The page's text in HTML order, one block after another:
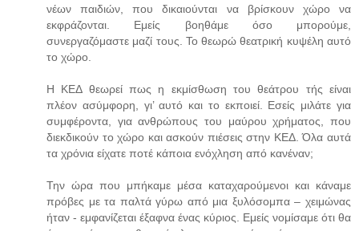
νέων παιδιών, που δικαιούνται να βρίσκουν χώρο να
εκφράζονται. Εμείς βοηθάμε όσο μπορούμε,
συνεργαζόμαστε μαζί τους. Το θεωρώ θεατρική κυψέλη αυτό
το χώρο.
Η ΚΕΔ θεωρεί πως η εκμίσθωση του θεάτρου τής είναι
πλέον ασύμφορη, γι’ αυτό και το εκποιεί. Εσείς μιλάτε για
συμφέροντα, για ανθρώπους του μαύρου χρήματος, που
διεκδικούν το χώρο και ασκούν πιέσεις στην ΚΕΔ. Όλα αυτά
τα χρόνια είχατε ποτέ κάποια ενόχληση από κανέναν;
Την ώρα που μπήκαμε μέσα καταχαρούμενοι και κάναμε
πρόβες με τα παλτά γύρω από μια ξυλόσομπα – χειμώνας
ήταν - εμφανίζεται έξαφνα ένας κύριος. Εμείς νομίσαμε ότι θα